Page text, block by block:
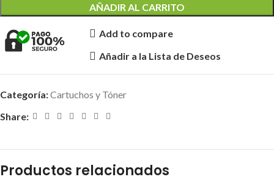
AÑADIR AL CARRITO
Add to compare
Añadir a la Lista de Deseos
Categoría:Cartuchos y Tóner
Share:
Productos relacionados